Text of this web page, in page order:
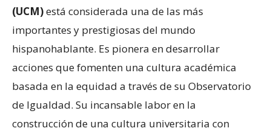
(UCM)está considerada una de las más
importantes y prestigiosas del mundo
hispanohablante. Es pionera en desarrollar
acciones que fomenten una cultura académica
basada en la equidad a través de su Observatorio
de Igualdad. Su incansable labor en la
construcción de una cultura universitaria con